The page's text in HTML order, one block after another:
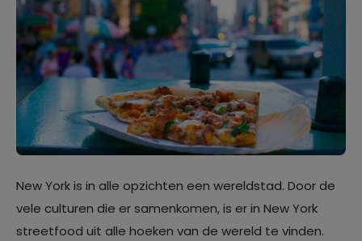
New York is in alle opzichten een wereldstad. Door de
vele culturen die er samenkomen, is er in New York
streetfood uit alle hoeken van de wereld te vinden.